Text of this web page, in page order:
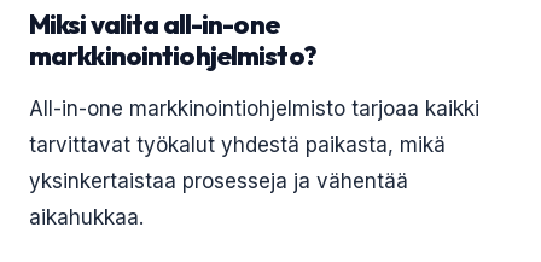
Miksi valita all-in-one
markkinointiohjelmisto?
All-in-one markkinointiohjelmisto tarjoaa kaikki
tarvittavat työkalut yhdestä paikasta, mikä
yksinkertaistaa prosesseja ja vähentää
aikahukkaa.